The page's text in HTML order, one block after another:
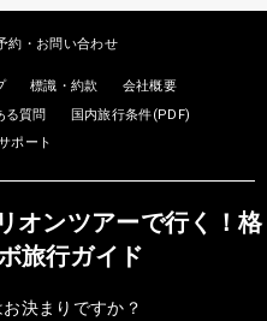
約・お問い合わせ
標識・約款
会社概要
る質問
国内旅行条件(PDF)
ポート
オンツアーで行く！格
旅行ガイド
決まりですか？